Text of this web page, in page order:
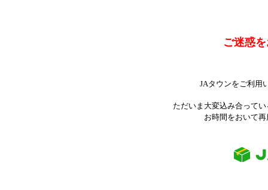
ご迷惑
JAタウンをご利用
ただいま大変込み合って
お時間をおいて